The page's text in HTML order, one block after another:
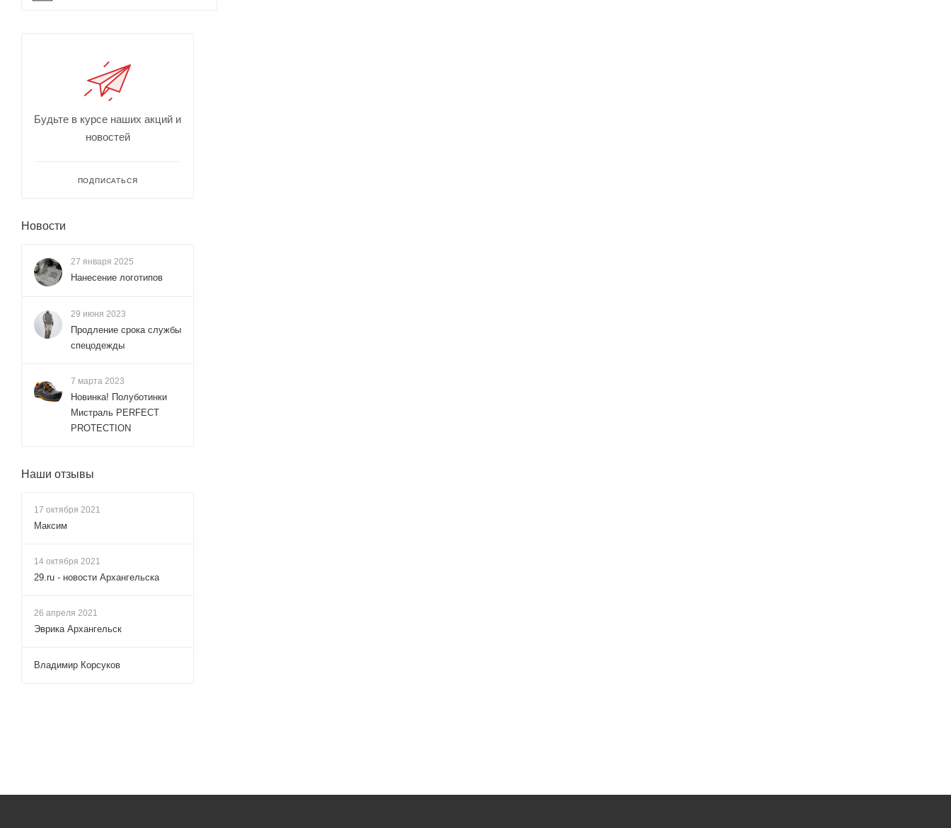
Будьте в курсе наших акций и
новостей
ПОДПИСАТЬСЯ
Новости
27 января 2025
Нанесение логотипов
29 июня 2023
Продление срока службы
спецодежды
7 марта 2023
Новинка! Полуботинки
Мистраль PERFECT
PROTECTION
Наши отзывы
17 октября 2021
Максим
14 октября 2021
29.ru - новости Архангельска
26 апреля 2021
Эврика Архангельск
Владимир Корсуков